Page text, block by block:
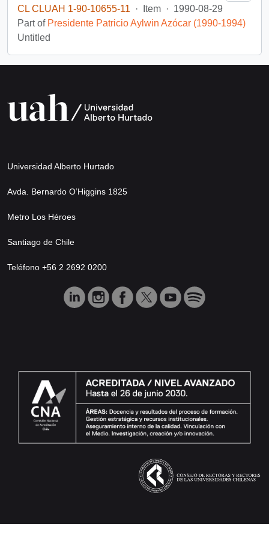
CL CLUAH 1-90-10655-11
· Item · 1990-08-29
Part of Presidente Patricio Aylwin Azócar (1990-1994)
Untitled
Universidad Alberto Hurtado
Avda. Bernardo O’Higgins 1825
Metro Los Héroes
Santiago de Chile
Teléfono +56 2 2692 0200